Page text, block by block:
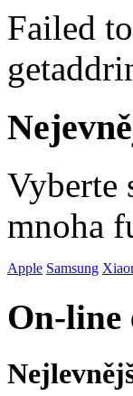
Failed
Vyberte
mnoha
Apple Samsung
On-line